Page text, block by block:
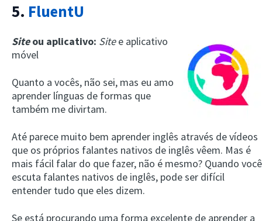
5. FluentU
Siteou aplicativo: Sitee aplicativo
móvel
Quanto a vocês, não sei, mas eu amo
aprender línguas de formas que
também me divirtam.
Até parece muito bem aprender inglês através de vídeos
que os próprios falantes nativos de inglês vêem. Mas é
mais fácil falar do que fazer, não é mesmo? Quando você
escuta falantes nativos de inglês, pode ser difícil
entender tudo que eles dizem.
Se está procurando uma forma excelente de aprender a